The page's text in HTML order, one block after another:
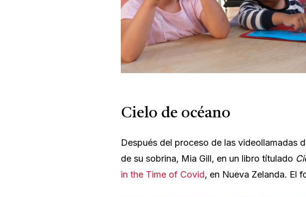
Cielo de océano
Después del proceso de las videollamadas
de su sobrina, Mia Gill, en un libro títulado
in the Time of Covid, en Nueva Zelanda. El